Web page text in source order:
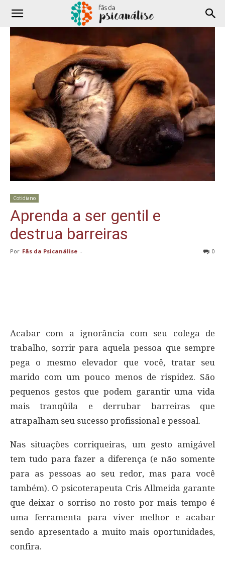
Cotidiano
Aprenda a ser gentil e
destrua barreiras
Por Fãs da Psicanálise - 0
Acabar com a ignorância com seu colega de
trabalho, sorrir para aquela pessoa que sempre
pega o mesmo elevador que você, tratar seu
marido com um pouco menos de rispidez. São
pequenos gestos que podem garantir uma vida
mais tranqüila e derrubar barreiras que
atrapalham seu sucesso profissional e pessoal.
Nas situações corriqueiras, um gesto amigável
tem tudo para fazer a diferença (e não somente
para as pessoas ao seu redor, mas para você
também). O psicoterapeuta Cris Allmeida garante
que deixar o sorriso no rosto por mais tempo é
uma ferramenta para viver melhor e acabar
sendo apresentado a muito mais oportunidades,
confira.